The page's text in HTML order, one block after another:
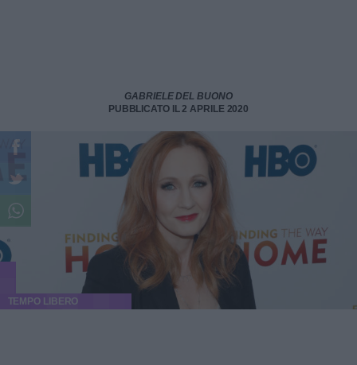
GABRIELE DEL BUONO
PUBBLICATO IL 2 APRILE 2020
TEMPO LIBERO